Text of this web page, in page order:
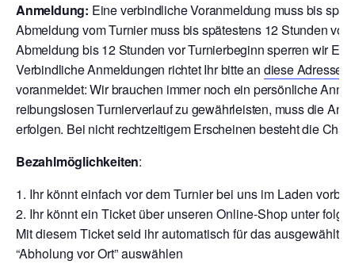
Anmeldung: Eine verbindliche Voranmeldung muss bis
Abmeldung vom Turnier muss bis spätestens 12 Stunden
Abmeldung bis 12 Stunden vor Turnierbeginn sperren wir
Verbindliche Anmeldungen richtet Ihr bitte an diese Adresse
voranmeldet: Wir brauchen immer noch ein persönliche
reibungslosen Turnierverlauf zu gewährleisten, muss die
erfolgen. Bei nicht rechtzeitigem Erscheinen besteht die
Bezahlmöglichkeiten:
Ihr könnt einfach vor dem Turnier bei uns im Laden
Ihr könnt ein Ticket über unseren Online-Shop unter
Mit diesem Ticket seid ihr automatisch für das
“Abholung vor Ort” auswählen